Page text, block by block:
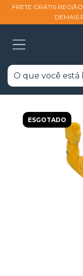
FRETE GRÁTIS
DEMAIS
ESGOTADO